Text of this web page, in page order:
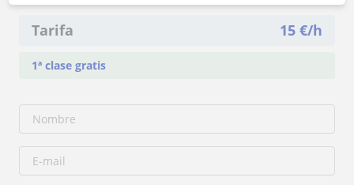
Tarifa 15 €/h
1ª clase gratis